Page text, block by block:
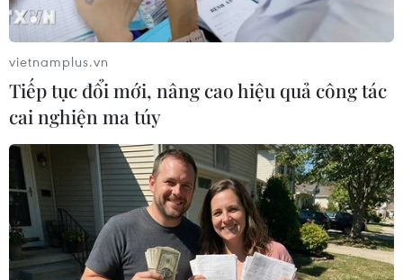
Hành trình đưa tạng hiến về ghép thành công của Bệnh viện
Trung ương Huế có sự chung tay, tích cực hỗ trợ của nhiều đơn
vị, ban ngành. (Ảnh: PV/Vietnam+)
vietnamplus.vn
Tiếp tục đổi mới, nâng cao hiệu quả công tác
cai nghiện ma túy